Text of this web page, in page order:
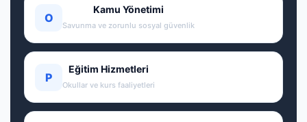
O
Kamu Yönetimi
Savunma ve zorunlu sosyal güvenlik
P
Eğitim Hizmetleri
Okullar ve kurs faaliyetleri